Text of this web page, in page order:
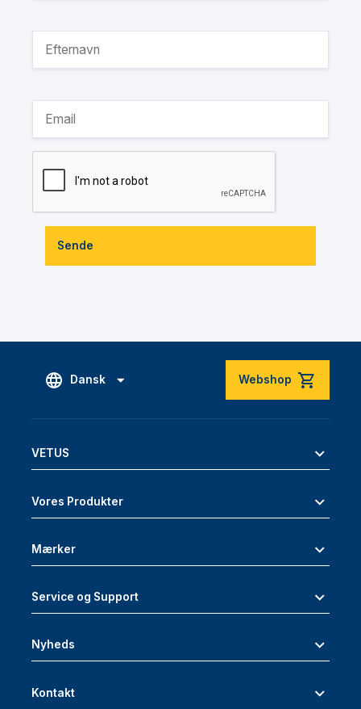
Sende
Dansk Webshop
VETUS
Vores Produkter
Mærker
Service og Support
Nyheds
Kontakt